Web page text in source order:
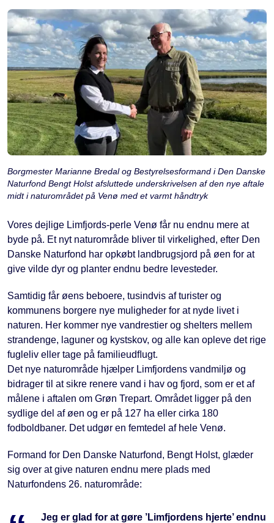
Borgmester Marianne Bredal og Bestyrelsesformand i Den Danske
Naturfond Bengt Holst afsluttede underskrivelsen af den nye aftale
midt i naturområdet på Venø med et varmt håndtryk
Vores dejlige Limfjords-perle Venø får nu endnu mere at
byde på. Et nyt naturområde bliver til virkelighed, efter Den
Danske Naturfond har opkøbt landbrugsjord på øen for at
give vilde dyr og planter endnu bedre levesteder.
Samtidig får øens beboere, tusindvis af turister og
kommunens borgere nye muligheder for at nyde livet i
naturen. Her kommer nye vandrestier og shelters mellem
strandenge, laguner og kystskov, og alle kan opleve det rige
fugleliv eller tage på familieudﬂugt.
Det nye naturområde hjælper Limfjordens vandmiljø og
bidrager til at sikre renere vand i hav og fjord, som er et af
målene i aftalen om Grøn Trepart. Området ligger på den
sydlige del af øen og er på 127 ha eller cirka 180
fodboldbaner. Det udgør en femtedel af hele Venø.
Formand for Den Danske Naturfond, Bengt Holst, glæder
sig over at give naturen endnu mere plads med
Naturfondens 26. naturområde:
Jeg er glad for at gøre ’Limfjordens hjerte’ endnu